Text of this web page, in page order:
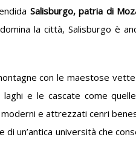
Salisburgo, patria di
la città, Salisburgo è
con le maestose
laghi e le cascate come
e attrezzati cenri
un’antica università che